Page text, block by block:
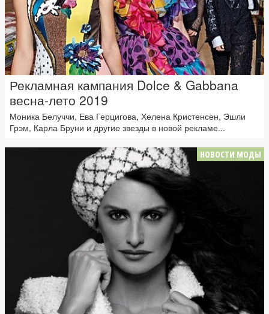
Рекламная кампания Dolce & Gabbana
весна-лето 2019
Моника Белуччи, Ева Герцигова, Хелена Кристенсен, Эшли
Грэм, Карла Бруни и другие звезды в новой рекламе...
НОВОСТИ МОДЫ